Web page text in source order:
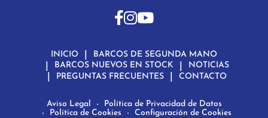
INICIO
BARCOS DE SEGUNDA MANO
BARCOS NUEVOS EN STOCK
NOTICIAS
PREGUNTAS FRECUENTES
CONTACTO
Aviso Legal
Política de Privacidad de Datos
Política de Cookies
Configuración de Cookies